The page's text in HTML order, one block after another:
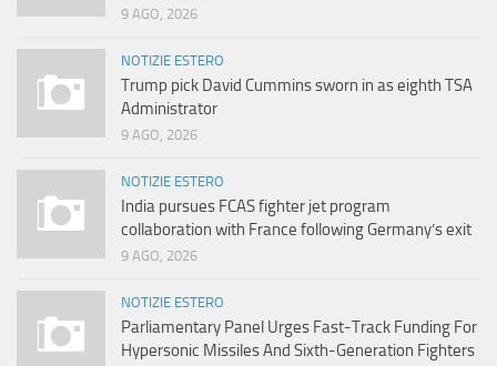
9 AGO, 2026
NOTIZIE ESTERO
Trump pick David Cummins sworn in as eighth TSA
Administrator
9 AGO, 2026
NOTIZIE ESTERO
India pursues FCAS fighter jet program
collaboration with France following Germany’s exit
9 AGO, 2026
NOTIZIE ESTERO
Parliamentary Panel Urges Fast-Track Funding For
Hypersonic Missiles And Sixth-Generation Fighters